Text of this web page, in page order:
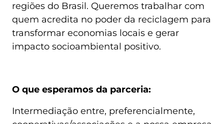
regiões do Brasil. Queremos trabalhar com
quem acredita no poder da reciclagem para
transformar economias locais e gerar
impacto socioambiental positivo.
O que esperamos da parceria:
Intermediação entre, preferencialmente,